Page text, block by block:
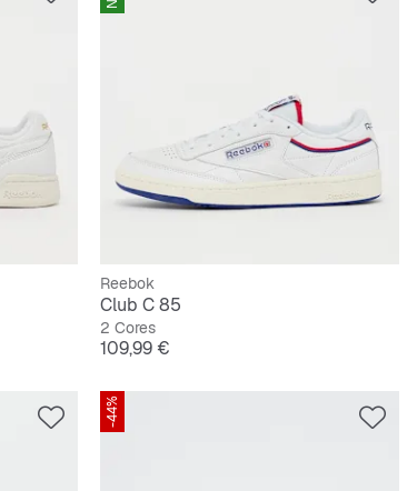
Reebok
Club C 85
2 Cores
Preço
109,99 €
-44%